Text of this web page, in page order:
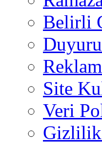
Belirli
Site
Veri
Gizlilik